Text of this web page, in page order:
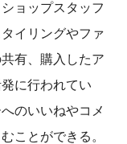
ョップスタッフ
イリングやファ
有、購入したア
に行われてい
のいいねやコメ
ことができる。